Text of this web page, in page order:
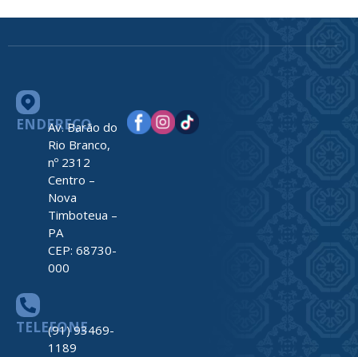
ENDEREÇO
Av. Barão do
Rio Branco,
nº 2312
Centro –
Nova
Timboteua –
PA
CEP: 68730-
000
TELEFONE
(91) 93469-
1189